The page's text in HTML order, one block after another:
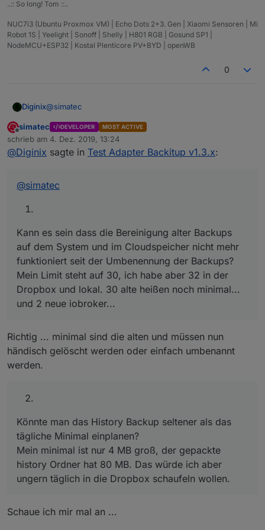
..:: So long! Tom ::..
NUC7i3 (Ubuntu Proxmox VM) | Echo Dots 2+3. Gen | Xiaomi Sensoren | Mi
Robot 1S | Yeelight | Sonoff | Shelly | H801 RGB | Gosund SP1 |
NodeMCU+ESP32 | Kostal Plenticore PV+BYD | openWB
0
Diginix@simatec
Kann es sein dass die Bereinigung alter Backups auf
dem System und im Cloudspeicher nicht mehr
lokal. 30 alte heißen noch minimal... und 2 neue
tägliche Minimal einplanen?
Offline
simatec DEVELOPER MOST ACTIVE
schrieb am 4. Dez. 2019, 13:24
zuletzt editiert von
@Diginix sagte in Test Adapter Backitup v1.3.x:
@simatec
Kann es sein dass die Bereinigung alter Backups
auf dem System und im Cloudspeicher nicht mehr
funktioniert seit der Umbenennung der Backups?
Mein Limit steht auf 30, ich habe aber 32 in der
Dropbox und lokal. 30 alte heißen noch minimal...
und 2 neue iobroker...
Richtig ... minimal sind die alten und müssen nun
händisch gelöscht werden oder einfach umbenannt
werden.
Könnte man das History Backup seltener als das
tägliche Minimal einplanen?
Mein minimal ist nur 4 MB groß, der gepackte
history Ordner hat 80 MB. Das würde ich aber
ungern täglich in die Dropbox schaufeln wollen.
Schaue ich mir mal an ...